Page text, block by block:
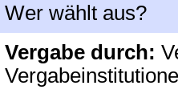
Wer wählt aus?
Vergabe durch: